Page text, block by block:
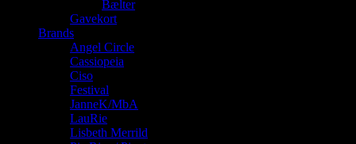
Bælter
Gavekort
Brands
Angel Circle
Cassiopeia
Ciso
Festival
JanneK/MbA
LauRie
Lisbeth Merrild